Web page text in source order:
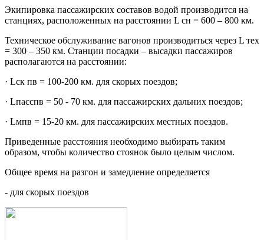
Экипировка пассажирских составов водой производится на
станциях, расположенных на расстоянии L сн = 600 – 800 км.
Техническое обслуживание вагонов производиться через L тех
= 300 – 350 км. Станции посадки – высадки пассажиров
располагаются на расстоянии:
· Lск пв = 100-200 км. для скорых поездов;
· Lпасспв = 50 - 70 км. для пассажирских дальних поездов;
· Lмпв = 15-20 км. для пассажирских местных поездов.
Приведенные расстояния необходимо выбирать таким
образом, чтобы количество стоянок было целым числом.
Общее время на разгон и замедление определяется
- для скорых поездов